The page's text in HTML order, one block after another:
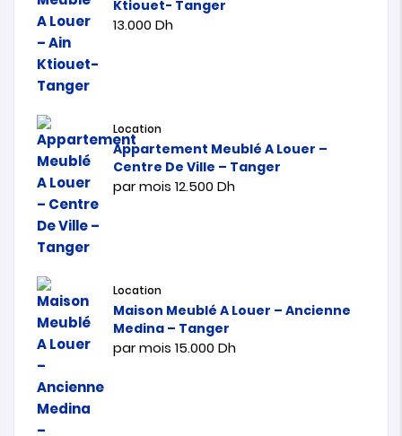
Ktiouet- Tanger
13.000 Dh
Location
Appartement Meublé A Louer –
Centre De Ville – Tanger
par mois 12.500 Dh
Location
Maison Meublé A Louer – Ancienne
Medina – Tanger
par mois 15.000 Dh